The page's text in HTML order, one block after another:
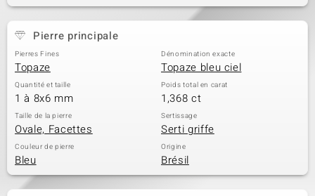
Pierre principale
Pierres Fines
Topaze
Dénomination exacte
Topaze bleu ciel
Quantité et taille
1 à 8x6 mm
Poids total en carat
1,368 ct
Taille de la pierre
Ovale, Facettes
Sertissage
Serti griffe
Couleur de pierre
Bleu
Origine
Brésil